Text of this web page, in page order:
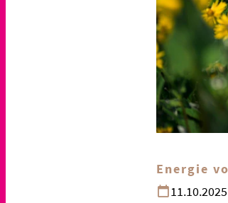
Energie
11.10.2025